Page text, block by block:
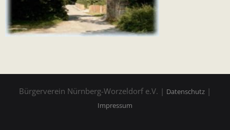
Bürgerverein Nürnberg-Worzeldorf e.V. | Datenschutz |
Impressum